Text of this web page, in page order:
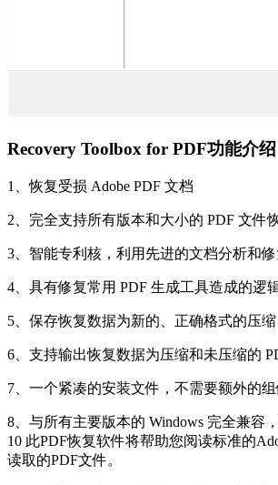
Recovery Toolbox for PDF功能介绍
1、恢复受损 Adobe PDF 文档
2、完全支持所有版本和大小的 PDF 文件
3、智能专利核，利用先进的文档分析和
4、具有修复常用 PDF 生成工具造成的逻
5、保存恢复数据为新的、正确格式的压缩
6、支持输出恢复数据为压缩和未压缩的
7、一个紧凑的安装文件，不需要额外的组
8、与所有主要版本的 Windows 完全兼容
10 此PDF恢复软件将帮助您阅读标准的
读取的PDF文件。